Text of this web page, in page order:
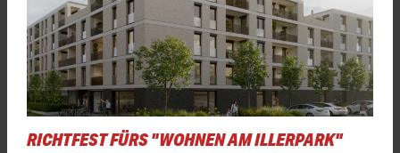
RICHTFEST FÜRS "WOHNEN AM ILLERPARK"